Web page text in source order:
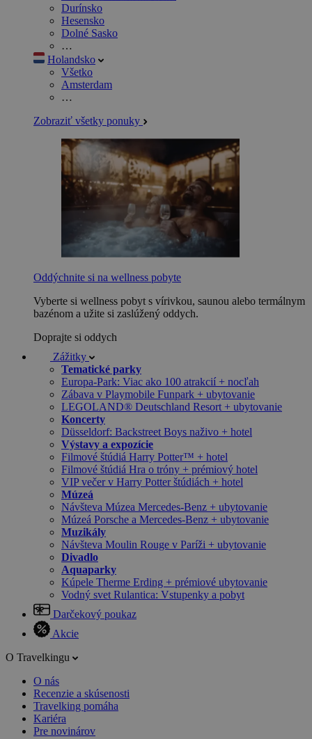
Durínsko
Hesensko
Dolné Sasko
…
Holandsko
Všetko
Amsterdam
…
Zobraziť všetky ponuky
Oddýchnite si na wellness pobyte
Vyberte si wellness pobyt s vírivkou, saunou alebo termálnym
bazénom a užite si zaslúžený oddych.
Doprajte si oddych
Zážitky
Tematické parky
Europa-Park: Viac ako 100 atrakcií + nocľah
Zábava v Playmobile Funpark + ubytovanie
LEGOLAND® Deutschland Resort + ubytovanie
Koncerty
Düsseldorf: Backstreet Boys naživo + hotel
Výstavy a expozície
Filmové štúdiá Harry Potter™ + hotel
Filmové štúdiá Hra o tróny + prémiový hotel
VIP večer v Harry Potter štúdiách + hotel
Múzeá
Návšteva Múzea Mercedes-Benz + ubytovanie
Múzeá Porsche a Mercedes-Benz + ubytovanie
Muzikály
Návšteva Moulin Rouge v Paríži + ubytovanie
Divadlo
Aquaparky
Kúpele Therme Erding + prémiové ubytovanie
Vodný svet Rulantica: Vstupenky a pobyt
Darčekový poukaz
Akcie
O Travelkingu
O nás
Recenzie a skúsenosti
Travelking pomáha
Kariéra
Pre novinárov